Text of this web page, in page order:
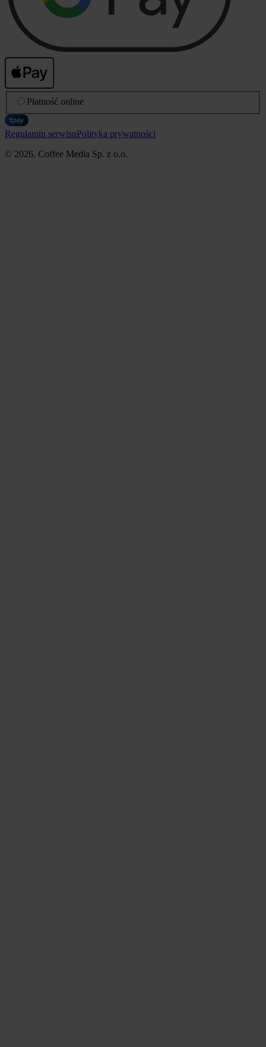
Płatność online
Regulamin serwisuPolityka prywatności
© 2026, Coffee Media Sp. z o.o.